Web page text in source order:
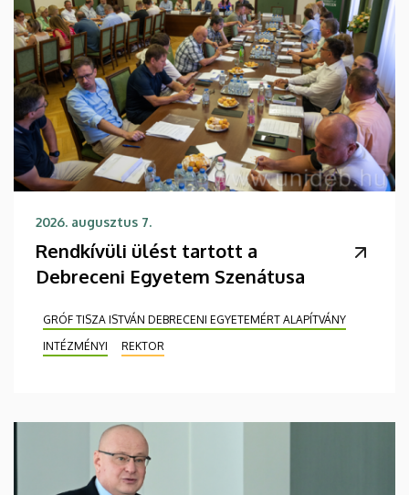
2026. augusztus 7.
Rendkívüli ülést tartott a
Debreceni Egyetem Szenátusa
GRÓF TISZA ISTVÁN DEBRECENI EGYETEMÉRT ALAPÍTVÁNY
INTÉZMÉNYI
REKTOR